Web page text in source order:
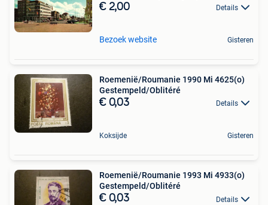
€ 2,00 Details
Bezoek website Gisteren
Roemenië/Roumanie 1990 Mi 4625(o)
Gestempeld/Oblitéré
€ 0,03 Details
Koksijde Gisteren
Roemenië/Roumanie 1993 Mi 4933(o)
Gestempeld/Oblitéré
€ 0,03 Details